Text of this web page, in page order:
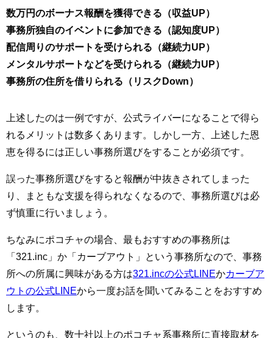
数万円のボーナス報酬を獲得できる（収益UP）
事務所独自のイベントに参加できる（認知度UP）
配信周りのサポートを受けられる（継続力UP）
メンタルサポートなどを受けられる（継続力UP）
事務所の住所を借りられる（リスクDown）
上述したのは一例ですが、公式ライバーになることで得ら
れるメリットは数多くあります。しかし一方、上述した恩
恵を得るには正しい事務所選びをすることが必須です。
誤った事務所選びをすると報酬が中抜きされてしまった
り、まともな支援を得られなくなるので、事務所選びは必
ず慎重に行いましょう。
ちなみにポコチャの場合、最もおすすめの事務所は
「321.inc」か「カーブアウト」という事務所なので、事務
所への所属に興味がある方は321.incの公式LINEかカーブア
ウトの公式LINEから一度お話を聞いてみることをおすすめ
します。
というのも、数十社以上のポコチャ系事務所に直接取材を